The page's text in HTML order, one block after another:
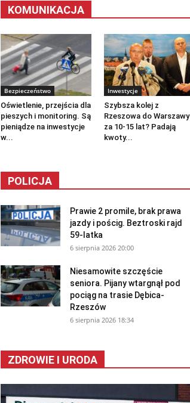
KOMUNIKACJA
Bezpieczeństwo
Oświetlenie, przejścia dla
pieszych i monitoring. Są
pieniądze na inwestycje
w...
Inwestycje
Szybsza kolej z
Rzeszowa do Warszawy
za 10-15 lat? Padają
kwoty...
POLICJA
Prawie 2 promile, brak prawa
jazdy i pościg. Beztroski rajd
59-latka
6 sierpnia 2026 20:00
Niesamowite szczęście
seniora. Pijany wtargnął pod
pociąg na trasie Dębica-
Rzeszów
6 sierpnia 2026 18:34
ZDROWIE I URODA